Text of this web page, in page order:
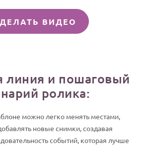
ВИДЕО
линия и пошаговый
ролика:
можно легко менять местами,
новые снимки, создавая
событий, которая лучше